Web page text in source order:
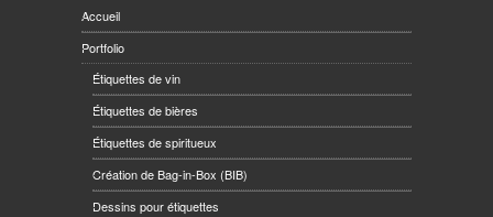
Accueil
Portfolio
Étiquettes de vin
Étiquettes de bières
Étiquettes de spiritueux
Création de Bag-in-Box (BIB)
Dessins pour étiquettes